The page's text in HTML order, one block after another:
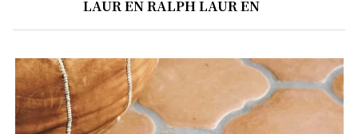
LAUR EN RALPH LAUR EN